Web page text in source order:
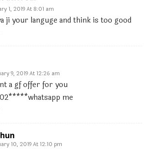
1, 2019 At 8:01 am
ji your languge and think is too good
9, 2019 At 12:26 am
a gf offer for you
me
10, 2019 At 12:10 pm